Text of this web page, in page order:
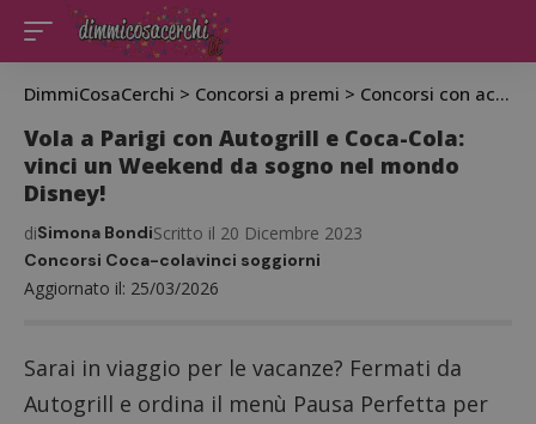
DimmiCosaCerchi > Concorsi a premi > Concorsi con acquisto
Vola a Parigi con Autogrill e Coca-Cola:
vinci un Weekend da sogno nel mondo
Disney!
Aggiornato il: 25/03/2026
diSimona BondiScritto il 20 Dicembre 2023
Concorsi Coca-colavinci soggiorni
Sarai in viaggio per le vacanze? Fermati da
Autogrill e ordina il menù Pausa Perfetta per